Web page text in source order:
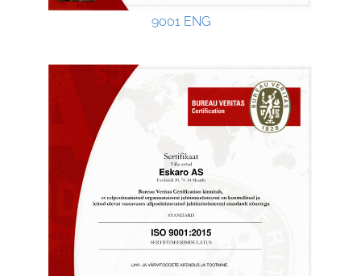
9001 ENG